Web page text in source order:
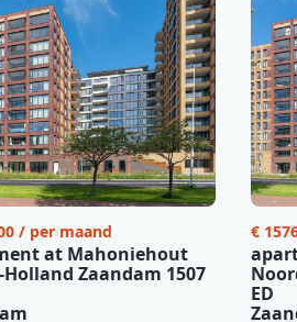
/ per maand
at Mahoniehout
Zaandam 1507
€
ED